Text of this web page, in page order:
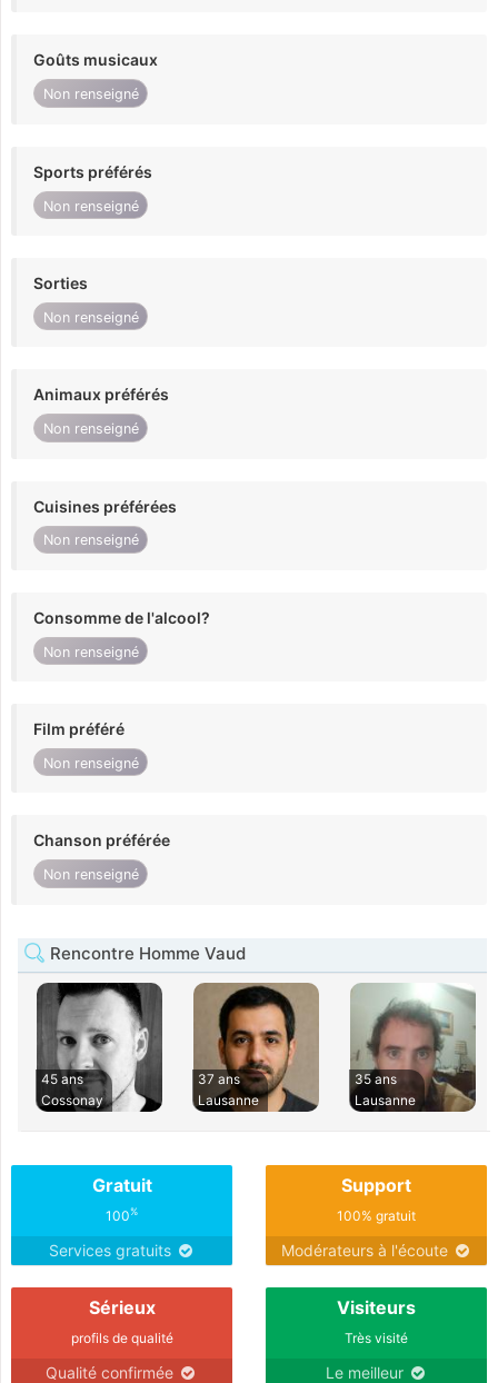
Goûts musicaux
Non renseigné
Sports préférés
Non renseigné
Sorties
Non renseigné
Animaux préférés
Non renseigné
Cuisines préférées
Non renseigné
Consomme de l'alcool?
Non renseigné
Film préféré
Non renseigné
Chanson préférée
Non renseigné
Rencontre Homme Vaud
45 ans
Cossonay
37 ans
Lausanne
35 ans
Lausanne
Gratuit
100%
Services gratuits
Support
100% gratuit
Modérateurs à l'écoute
Sérieux
profils de qualité
Qualité confirmée
Visiteurs
Très visité
Le meilleur